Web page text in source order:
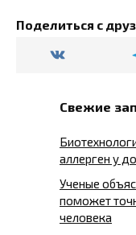
Поделиться с
Свежие
аллерген у
Ученые
поможет
человека